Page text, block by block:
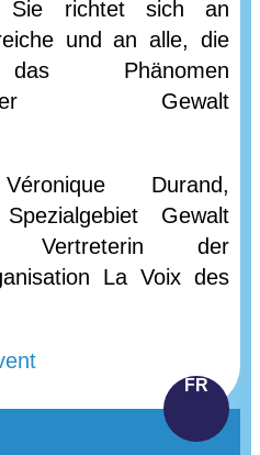
Sie richtet sich an
und an alle, die
Phänomen
Gewalt
Durand,
Gewalt
Vertreterin der
La Voix des
FR